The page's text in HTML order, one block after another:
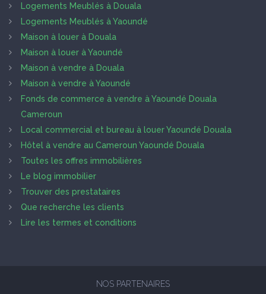
Logements Meublés à Douala
Logements Meublés à Yaoundé
Maison à louer à Douala
Maison à louer à Yaoundé
Maison à vendre à Douala
Maison à vendre à Yaoundé
Fonds de commerce à vendre à Yaoundé Douala
Cameroun
Local commercial et bureau à louer Yaoundé Douala
Hôtel à vendre au Cameroun Yaoundé Douala
Toutes les offres immobilières
Le blog immobilier
Trouver des prestataires
Que recherche les clients
Lire les termes et conditions
NOS PARTENAIRES